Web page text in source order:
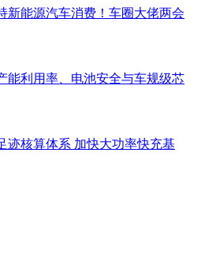
新能源汽车消费！车圈大佬两会
能利用率、电池安全与车规级芯
迹核算体系 加快大功率快充基